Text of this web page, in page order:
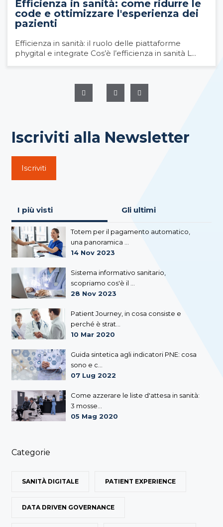
Efficienza in sanità: come ridurre le
code e ottimizzare l'esperienza dei
pazienti
Efficienza in sanità: il ruolo delle piattaforme
phygital e integrate Cos’è l’efficienza in sanità L...
Iscriviti alla Newsletter
Iscriviti
I più visti Gli ultimi
Totem per il pagamento automatico,
una panoramica ...
14 Nov 2023
Sistema informativo sanitario,
scopriamo cos'è il ...
28 Nov 2023
Patient Journey, in cosa consiste e
perché è strat...
10 Mar 2020
Guida sintetica agli indicatori PNE: cosa
sono e c...
07 Lug 2022
Come azzerare le liste d'attesa in sanità:
3 mosse...
05 Mag 2020
Categorie
SANITÀ DIGITALE PATIENT EXPERIENCE
DATA DRIVEN GOVERNANCE